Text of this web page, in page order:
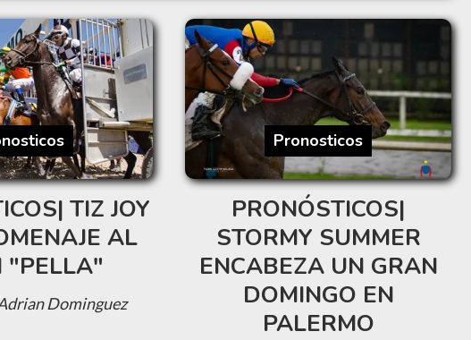
TIZ JOY
AL
"PELLA"
Dominguez
PRONÓSTICOS|
STORMY SUMMER
ENCABEZA UN GRAN
DOMINGO EN
PALERMO
Pronosticos